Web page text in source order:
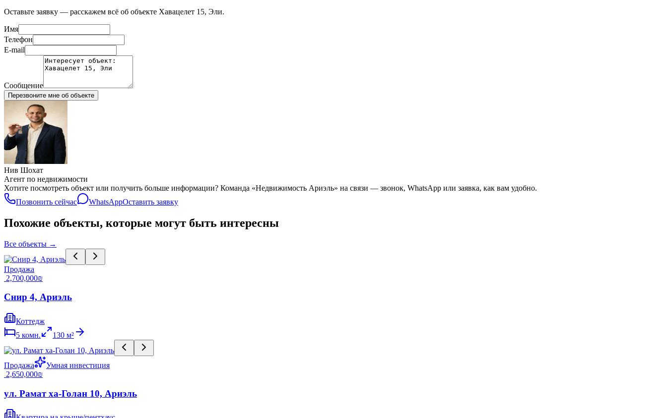
Оставьте заявку — расскажем всё об объекте Хавацелет 15, Эли.
Имя
Телефон
E-mail
Сообщение
Перезвоните мне об объекте
Нив Шохат
Агент по недвижимости
Хотите посмотреть объект или получить больше информации? Команда «Недвижимость Ариэль» на связи — звонок, WhatsApp или заявка, как вам удобно.
Позвонить сейчас
WhatsAppОставить заявку
Похожие объекты, которые могут быть интересны
Все объекты →
Продажа
‏2,700,000 ‏₪
Снир 4, Ариэль
Коттедж
5 комн. 130 м²
Продажа
Умная инвестиция
‏2,650,000 ‏₪
ул. Рамат ха-Голан 10, Ариэль